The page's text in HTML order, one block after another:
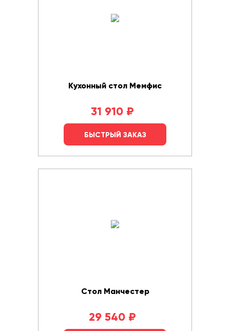
Кухонный стол Мемфис
31 910 ₽
БЫСТРЫЙ ЗАКАЗ
Стол Манчестер
29 540 ₽